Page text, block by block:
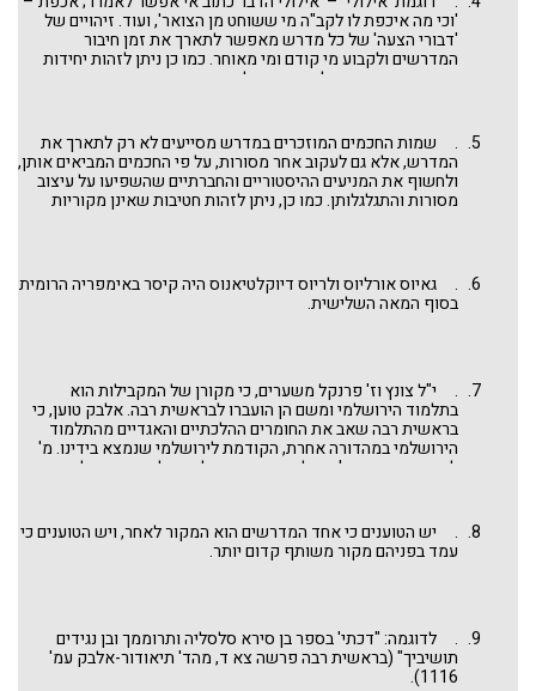
'וכי מה איכפת לו לקב"ה מי ששוחט מן הצואר', ועוד. זיהויים של
'דבורי הצעה' של כל מדרש מאפשר לתארך את זמן חיבור
המדרשים ולקבוע מי קודם ומי מאוחר. כמו כן ניתן לזהות יחידות
במדרש שנוספו בשלב מאוחר על ידי מעתיקים, אם יש בהם מונחים
. שמות החכמים המוזכרים במדרש מסייעים לא רק לתארך את
המדרש, אלא גם לעקוב אחר מסורות, על פי החכמים המביאים אותן,
ולחשוף את המניעים ההיסטוריים והחברתיים שהשפיעו על עיצוב
מסורות והתגלגלותן. כמו כן, ניתן לזהות חטיבות שאינן מקוריות
. גאיוס אורליוס ולריוס דיוקלטיאנוס היה קיסר באימפריה הרומית
בסוף המאה השלישית.
. י"ל צונץ וז' פרנקל משערים, כי מקורן של המקבילות הוא
בתלמוד הירושלמי ומשם הן הועברו לבראשית רבה. אלבק טוען, כי
בראשית רבה שאב את החומרים ההלכתיים והאגדיים מהתלמוד
הירושלמי במהדורה אחרת, הקודמת לירושלמי שנמצא בידינו. מ'
לרנר ובעקבותיו מ' מרגליות טוענים, כי לא התלמוד הירושלמי היווה
מיליקובסקי.
. יש הטוענים כי אחד המדרשים הוא המקור לאחר, ויש הטוענים כי
עמד בפניהם מקור משותף קדום יותר.
. לדוגמה: "דכתי' בספר בן סירא סלסליה ותרוממך ובן נגידים
תושיביך" (בראשית רבה פרשה צא ד, מהד' תיאודור-אלבק עמ'
1116).